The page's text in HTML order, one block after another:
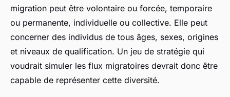
migration peut être volontaire ou forcée, temporaire
ou permanente, individuelle ou collective. Elle peut
concerner des individus de tous âges, sexes, origines
et niveaux de qualification. Un jeu de stratégie qui
voudrait simuler les flux migratoires devrait donc être
capable de représenter cette diversité.